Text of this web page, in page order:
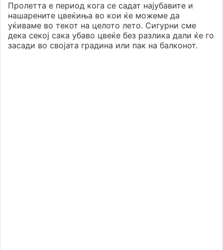
Пролетта е период кога се садат најубавите и
нашарените цвеќиња во кои ќе можеме да
уќиваме во текот на целото лето. Сигурни сме
дека секој сака убаво цвеќе без разлика дали ќе го
засади во својата градина или пак на балконот.